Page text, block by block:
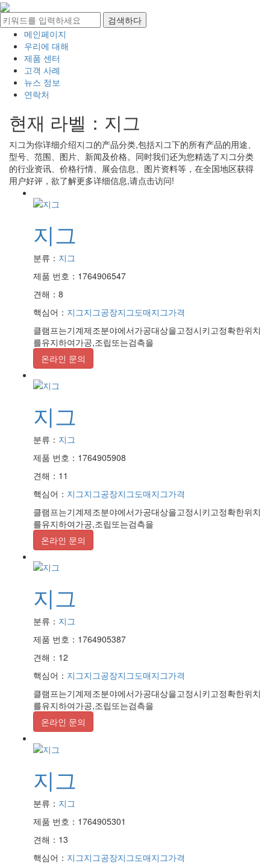
메인페이지
우리에 대해
제품 센터
고객 사례
뉴스 정보
연락처
현재 라벨： 지그
지그为你详细介绍지그的产品分类,包括지그下的所有产品的用途、
型号、范围、图片、新闻及价格。同时我们还为您精选了지그分类
的行业资讯、价格行情、展会信息、图片资料等，在全国地区获得
用户好评，欲了解更多详细信息,请点击访问!
지그
분류： 지그
제품 번호：1764906547
견해：8
핵심어： 지그지그공장지그도매지그가격
클램프는기계제조분야에서가공대상을고정시키고정확한위치
를유지하여가공,조립또는검측을
온라인 문의
지그
분류： 지그
제품 번호：1764905908
견해：11
핵심어： 지그지그공장지그도매지그가격
클램프는기계제조분야에서가공대상을고정시키고정확한위치
를유지하여가공,조립또는검측을
온라인 문의
지그
분류： 지그
제품 번호：1764905387
견해：12
핵심어： 지그지그공장지그도매지그가격
클램프는기계제조분야에서가공대상을고정시키고정확한위치
를유지하여가공,조립또는검측을
온라인 문의
지그
분류： 지그
제품 번호：1764905301
견해：13
핵심어： 지그지그공장지그도매지그가격